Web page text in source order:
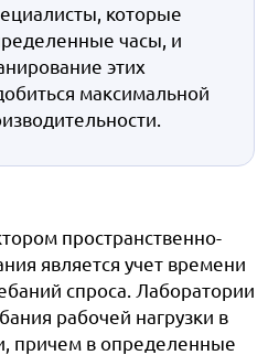
которые
часы, и
этих
максимальной
пространственно-
является учет времени
спроса. Лаборатории
рабочей нагрузки в
причем в определенные